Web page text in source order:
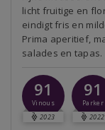
licht fruitige en
eindigt fris en
Prima aperitief,
salades en tapas.
91
Vinous
2023
91
Parker
2022